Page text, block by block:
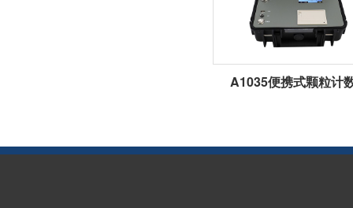
A1035便携式颗粒计